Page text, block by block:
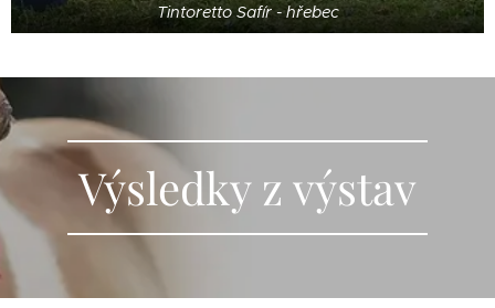
Tintoretto Safír - hřebec
Výsledky z výstav